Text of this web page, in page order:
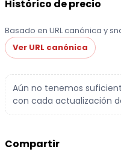
Histórico de precio
Basado en URL canónica y
Ver URL canónica
Aún no tenemos
con cada actualización
Compartir